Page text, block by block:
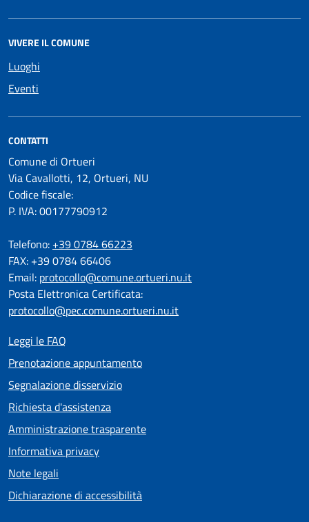
VIVERE IL COMUNE
Luoghi
Eventi
CONTATTI
Comune di Ortueri
Via Cavallotti, 12, Ortueri, NU
Codice fiscale:
P. IVA: 00177790912
Telefono: +39 0784 66223
FAX: +39 0784 66406
Email: protocollo@comune.ortueri.nu.it
Posta Elettronica Certificata:
protocollo@pec.comune.ortueri.nu.it
Leggi le FAQ
Prenotazione appuntamento
Segnalazione disservizio
Richiesta d'assistenza
Amministrazione trasparente
Informativa privacy
Note legali
Dichiarazione di accessibilità